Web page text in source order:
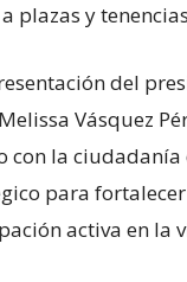
plazas y
del
Vásquez
con la ciudadanía
para
activa en la